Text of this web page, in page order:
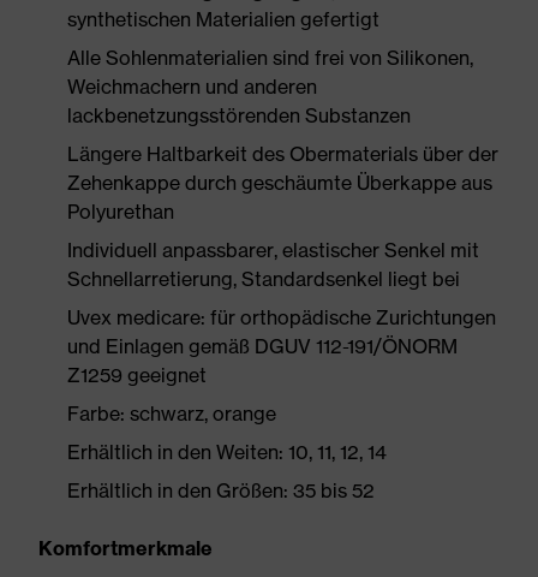
synthetischen Materialien gefertigt
Alle Sohlenmaterialien sind frei von Silikonen,
Weichmachern und anderen
lackbenetzungsstörenden Substanzen
Längere Haltbarkeit des Obermaterials über der
Zehenkappe durch geschäumte Überkappe aus
Polyurethan
Individuell anpassbarer, elastischer Senkel mit
Schnellarretierung, Standardsenkel liegt bei
Uvex medicare: für orthopädische Zurichtungen
und Einlagen gemäß DGUV 112-191/ÖNORM
Z1259 geeignet
Farbe: schwarz, orange
Erhältlich in den Weiten: 10, 11, 12, 14
Erhältlich in den Größen: 35 bis 52
Komfortmerkmale